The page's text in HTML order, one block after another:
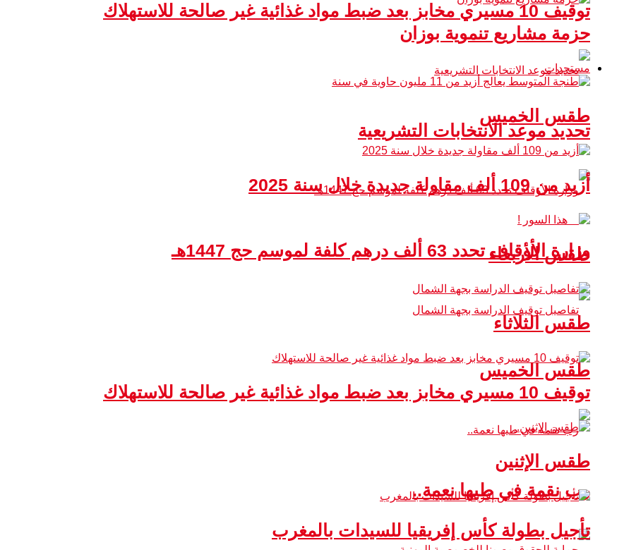
توقيف 10 مسيري مخابز بعد ضبط مواد غذائية غير صالحة للاستهلاك
تحديد موعد الانتخابات التشريعية
وزارة الأوقاف تحدد 63 ألف درهم كلفة لموسم حج 1447هـ
طقس الخميس
رب نقمة في طيها نعمة..
حزمة مشاريع تنموية بوزان
مستجدات
طقس الخميس
أزيد من 109 ألف مقاولة جديدة خلال سنة 2025
طقس الأربعاء
طقس الثلاثاء
توقيف 10 مسيري مخابز بعد ضبط مواد غذائية غير صالحة للاستهلاك
طقس الإثنين
تأجيل بطولة كأس إفريقيا للسيدات بالمغرب